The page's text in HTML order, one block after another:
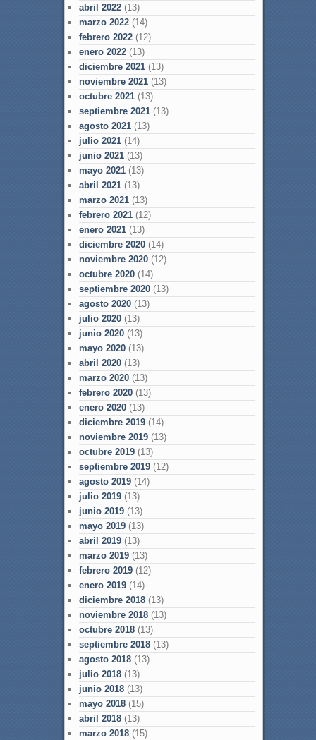
abril 2022(13)
marzo 2022(14)
febrero 2022(12)
enero 2022(13)
diciembre 2021(13)
noviembre 2021(13)
octubre 2021(13)
septiembre 2021(13)
agosto 2021(13)
julio 2021(14)
junio 2021(13)
mayo 2021(13)
abril 2021(13)
marzo 2021(13)
febrero 2021(12)
enero 2021(13)
diciembre 2020(14)
noviembre 2020(12)
octubre 2020(14)
septiembre 2020(13)
agosto 2020(13)
julio 2020(13)
junio 2020(13)
mayo 2020(13)
abril 2020(13)
marzo 2020(13)
febrero 2020(13)
enero 2020(13)
diciembre 2019(14)
noviembre 2019(13)
octubre 2019(13)
septiembre 2019(12)
agosto 2019(14)
julio 2019(13)
junio 2019(13)
mayo 2019(13)
abril 2019(13)
marzo 2019(13)
febrero 2019(12)
enero 2019(14)
diciembre 2018(13)
noviembre 2018(13)
octubre 2018(13)
septiembre 2018(13)
agosto 2018(13)
julio 2018(13)
junio 2018(13)
mayo 2018(15)
abril 2018(13)
marzo 2018(15)